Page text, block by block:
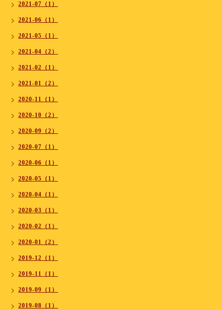
2021-07（1）
2021-06（1）
2021-05（1）
2021-04（2）
2021-02（1）
2021-01（2）
2020-11（1）
2020-10（2）
2020-09（2）
2020-07（1）
2020-06（1）
2020-05（1）
2020-04（1）
2020-03（1）
2020-02（1）
2020-01（2）
2019-12（1）
2019-11（1）
2019-09（1）
2019-08（1）